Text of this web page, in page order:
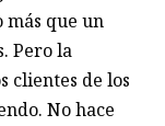
que un
Pero la
clientes de los
No hace